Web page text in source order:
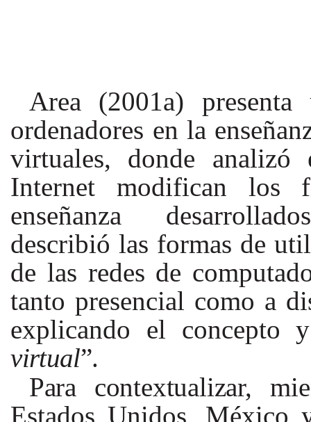
Area (2001a)
ordenadores en la
virtuales, donde
Internet modifican los
enseñanza
describió las formas de
de las redes de
tanto presencial como a
explicando el concepto
virtual”.
Para contextualizar,
Estados Unidos, México